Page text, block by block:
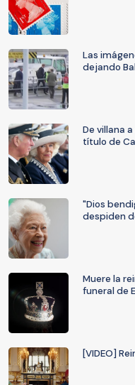
Las
dejando
De villana
título de
"Dios
despiden
Muere la
funeral de
[VIDEO]